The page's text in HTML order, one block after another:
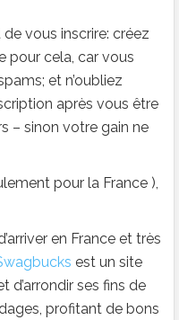
vous inscrire: créez
pour cela, car vous
et n’oubliez
après vous être
– sinon votre gain ne
pour la France ),
en France et très
est un site
d’arrondir ses fins de
profitant de bons